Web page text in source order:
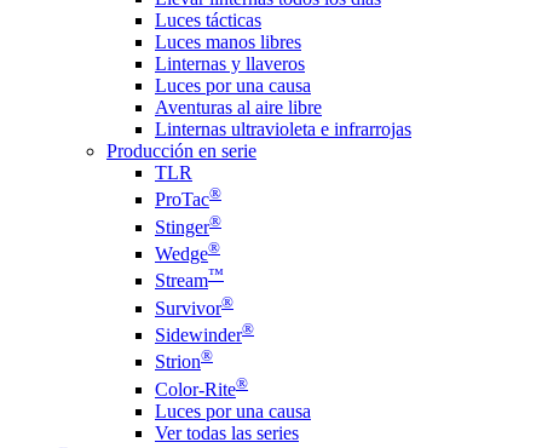
Luces tácticas
Luces manos libres
Linternas y llaveros
Luces por una causa
Aventuras al aire libre
Linternas ultravioleta e infrarrojas
Producción en serie
TLR
ProTac®
Stinger®
Wedge®
Stream™
Survivor®
Sidewinder®
Strion®
Color-Rite®
Luces por una causa
Ver todas las series